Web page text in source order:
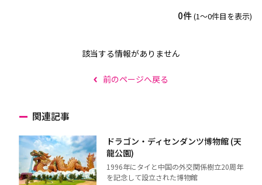
0件(1〜0件目を表示)
該当する情報がありません
前のページへ戻る
関連記事
ドラゴン・ディセンダンツ博物館 (天
龍公園)
1996年にタイと中国の外交関係樹立20周年
を記念して設立された博物館